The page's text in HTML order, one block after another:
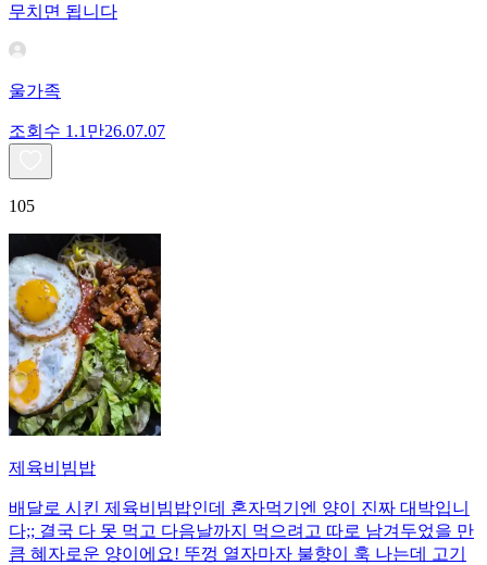
무치면 됩니다
울가족
조회수 1.1만26.07.07
105
제육비빔밥
배달로 시킨 제육비빔밥인데 혼자먹기엔 양이 진짜 대박입니
다;; 결국 다 못 먹고 다음날까지 먹으려고 따로 남겨두었을 만
큼 혜자로운 양이에요! 뚜껑 열자마자 불향이 훅 나는데 고기